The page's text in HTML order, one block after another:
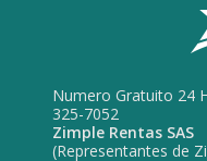
Numero Gratuito 24
325-7052
Zimple Rentas SAS
(Representantes de